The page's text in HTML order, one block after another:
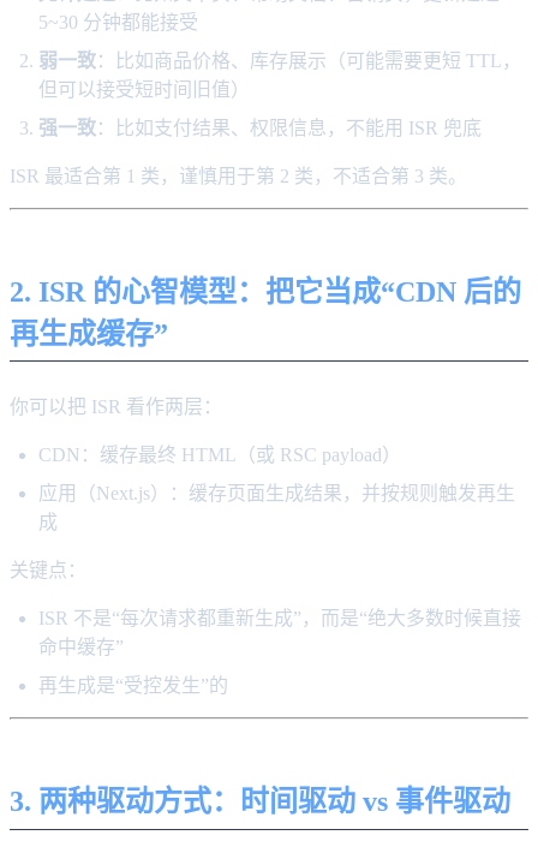
5~30 分钟都能接受
弱一致：比如商品价格、库存展示（可能需要更短 TTL，
但可以接受短时间旧值）
强一致：比如支付结果、权限信息，不能用 ISR 兜底
ISR 最适合第 1 类，谨慎用于第 2 类，不适合第 3 类。
2. ISR 的心智模型：把它当成“CDN 后的
再生成缓存”
你可以把 ISR 看作两层：
CDN：缓存最终 HTML（或 RSC payload）
应用（Next.js）：缓存页面生成结果，并按规则触发再生
成
关键点：
ISR 不是“每次请求都重新生成”，而是“绝大多数时候直接
命中缓存”
再生成是“受控发生”的
3. 两种驱动方式：时间驱动 vs 事件驱动